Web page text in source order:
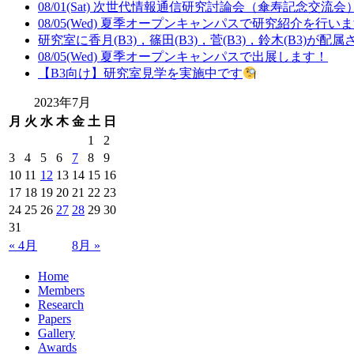
08/01(Sat) 次世代情報通信研究討論会（傘寿記念交流会
08/05(Wed) 夏季オープンキャンパスで研究紹介を行いま
研究室に香月(B3)，篠田(B3)，菅(B3)，鈴木(B3)が配属
08/05(Wed) 夏季オープンキャンパスで出展します！
【B3向け】研究室見学を実施中です
2023年7月
月 火 水 木 金 土 日
« 4月 8月 »
1
2
3
4 5 6 7 8
9
10 11 12 13 14 15 16
17 18 19 20 21 22 23
24 25 26 27 28 29 30
31
Home
Members
Research
Papers
Gallery
Awards